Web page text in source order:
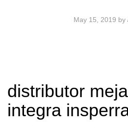
May 15, 2019 by
distributor
integra